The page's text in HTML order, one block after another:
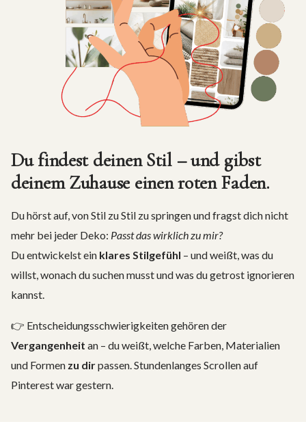
Du findest deinen Stil – und gibst
deinem Zuhause einen roten Faden.
Du hörst auf, von Stil zu Stil zu springen und fragst dich nicht
mehr bei jeder Deko: Passt das wirklich zu mir?
Du entwickelst ein klares Stilgefühl – und weißt, was du
willst, wonach du suchen musst und was du getrost ignorieren
kannst.
👉 Entscheidungsschwierigkeiten gehören der
Vergangenheit an – du weißt, welche Farben, Materialien
und Formen zu dirpassen. Stundenlanges Scrollen auf
Pinterest war gestern.